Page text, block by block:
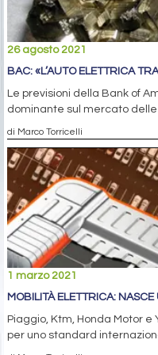
26 agosto 2021
BAC: «L’AUTO ELETTRICA
Le previsioni della Bank of
dominante sul mercato
di Marco Torricelli
1 marzo 2021
MOBILITÀ ELETTRICA:
Piaggio, Ktm, Honda Motor
per uno standard